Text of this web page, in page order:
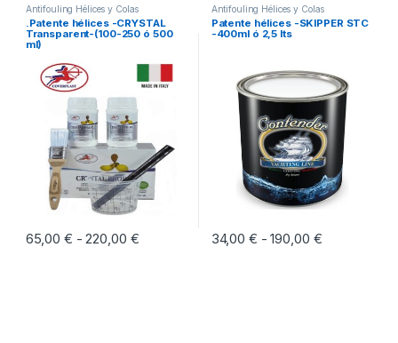
Antifouling Hélices y Colas
.Patente hélices -CRYSTAL
Transparent-(100-250 ó 500
ml)
65,00 € - 220,00 €Rango de precios: desde 65,00 € hasta
Este producto tiene múltiples variantes. Las opciones se pueden
Antifouling Hélices y Colas
Patente hélices -SKIPPER STC
-400ml ó 2,5 lts
34,00 € - 190,00 €Rango de
Este producto tiene múltiples